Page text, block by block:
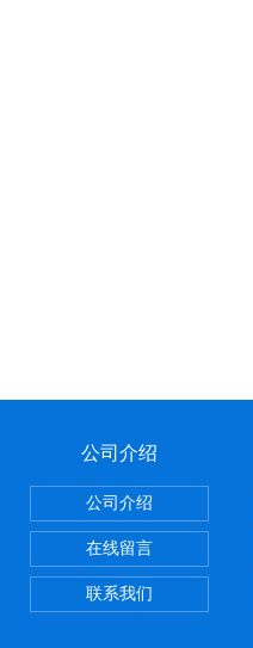
公司介绍
公司介绍
在线留言
联系我们